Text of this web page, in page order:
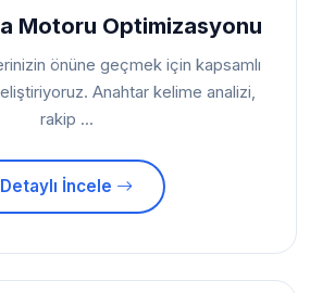
Motoru Optimizasyonu
önüne geçmek için kapsamlı
Anahtar kelime analizi,
rakip ...
Detaylı İncele